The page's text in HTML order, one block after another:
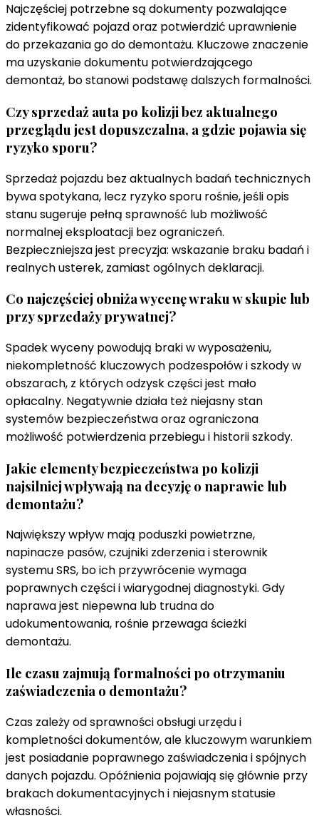
Najczęściej potrzebne są dokumenty pozwalające
zidentyfikować pojazd oraz potwierdzić uprawnienie
do przekazania go do demontażu. Kluczowe znaczenie
ma uzyskanie dokumentu potwierdzającego
demontaż, bo stanowi podstawę dalszych formalności.
Czy sprzedaż auta po kolizji bez aktualnego
przeglądu jest dopuszczalna, a gdzie pojawia się
ryzyko sporu?
Sprzedaż pojazdu bez aktualnych badań technicznych
bywa spotykana, lecz ryzyko sporu rośnie, jeśli opis
stanu sugeruje pełną sprawność lub możliwość
normalnej eksploatacji bez ograniczeń.
Bezpieczniejsza jest precyzja: wskazanie braku badań i
realnych usterek, zamiast ogólnych deklaracji.
Co najczęściej obniża wycenę wraku w skupie lub
przy sprzedaży prywatnej?
Spadek wyceny powodują braki w wyposażeniu,
niekompletność kluczowych podzespołów i szkody w
obszarach, z których odzysk części jest mało
opłacalny. Negatywnie działa też niejasny stan
systemów bezpieczeństwa oraz ograniczona
możliwość potwierdzenia przebiegu i historii szkody.
Jakie elementy bezpieczeństwa po kolizji
najsilniej wpływają na decyzję o naprawie lub
demontażu?
Największy wpływ mają poduszki powietrzne,
napinacze pasów, czujniki zderzenia i sterownik
systemu SRS, bo ich przywrócenie wymaga
poprawnych części i wiarygodnej diagnostyki. Gdy
naprawa jest niepewna lub trudna do
udokumentowania, rośnie przewaga ścieżki
demontażu.
Ile czasu zajmują formalności po otrzymaniu
zaświadczenia o demontażu?
Czas zależy od sprawności obsługi urzędu i
kompletności dokumentów, ale kluczowym warunkiem
jest posiadanie poprawnego zaświadczenia i spójnych
danych pojazdu. Opóźnienia pojawiają się głównie przy
brakach dokumentacyjnych i niejasnym statusie
własności.